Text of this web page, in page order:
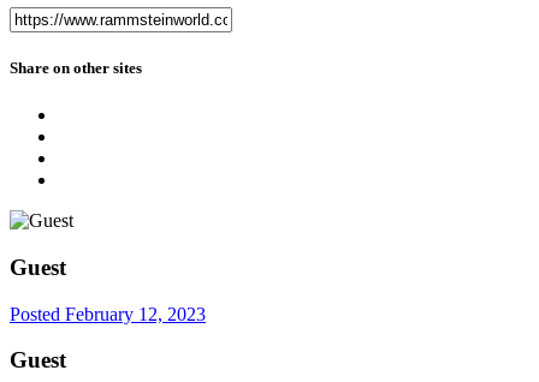
Share on other sites
Guest
Posted February 12, 2023
Guest